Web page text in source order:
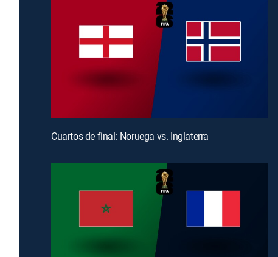
Cuartos de final: Noruega vs. Inglaterra